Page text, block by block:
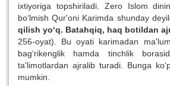
ixtiyoriga topshiriladi. Zero Islom
bo‘lmish Qur'oni Karimda shunday
qilish yo‘q. Batahqiq, haq botildan
256-oyat). Bu oyati karimadan
bag‘rikenglik hamda tinchlik
ta'limotlardan ajralib turadi. Bunga
mumkin.